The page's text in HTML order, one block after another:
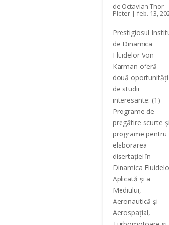
de Octavian Thor
Pleter| feb. 13,
Prestigiosul
de Dinamica
Fluidelor Von
Karman oferă
două oportunități
de studii
interesante: (1)
Programe de
pregătire scurte și
programe pentru
elaborarea
disertației în
Dinamica
Aplicată și a
Mediului,
Aeronautică și
Aerospațial,